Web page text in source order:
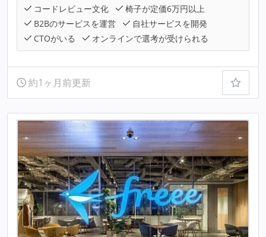
コードレビュー文化
椅子が定価6万円以上
B2Bのサービスを運営
自社サービスを開発
CTOがいる
オンラインで選考が受けられる
約1ヶ月前更新